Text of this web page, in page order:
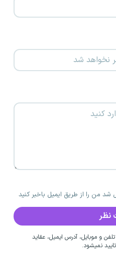
من را از طریق ایمیل باخبر کنید
و موبایل، آدرس ایمیل، عقاید
نمیشود.